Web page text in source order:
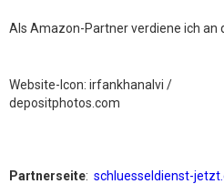
Als Amazon-Partner verdiene ich an
Website-Icon: irfankhanalvi /
depositphotos.com
Partnerseite: schluesseldienst-